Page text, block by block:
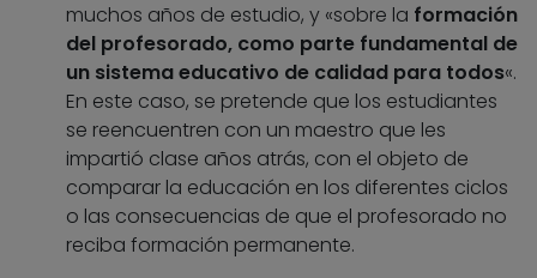
muchos años de estudio, y «sobre la formación
del profesorado, como parte fundamental de
un sistema educativo de calidad para todos«.
En este caso, se pretende que los estudiantes
se reencuentren con un maestro que les
impartió clase años atrás, con el objeto de
comparar la educación en los diferentes ciclos
o las consecuencias de que el profesorado no
reciba formación permanente.